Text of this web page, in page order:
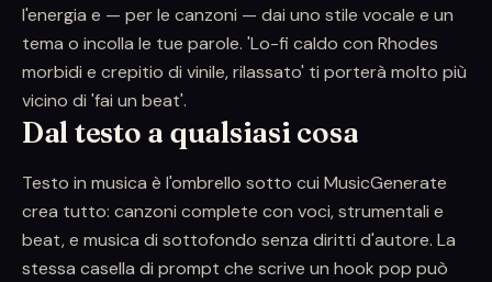
l'energia e — per le canzoni — dai uno stile vocale e un
tema o incolla le tue parole. 'Lo-fi caldo con Rhodes
morbidi e crepitio di vinile, rilassato' ti porterà molto più
vicino di 'fai un beat'.
Dal testo a qualsiasi cosa
Testo in musica è l'ombrello sotto cui MusicGenerate
crea tutto: canzoni complete con voci, strumentali e
beat, e musica di sottofondo senza diritti d'autore. La
stessa casella di prompt che scrive un hook pop può